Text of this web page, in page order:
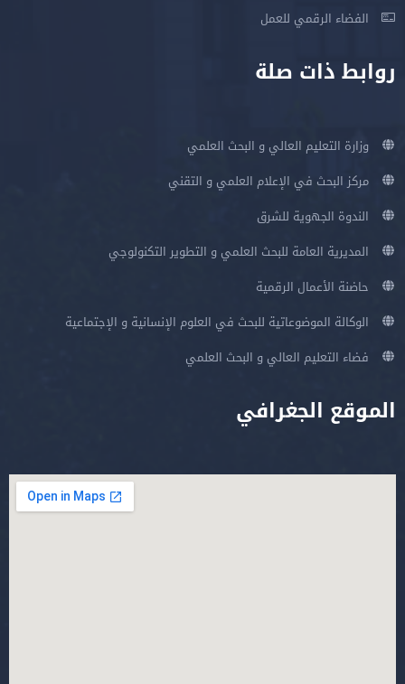
الفضاء الرقمي للعمل
روابط ذات صلة
وزارة التعليم العالي و البحث العلمي
مركز البحث في الإعلام العلمي و التقني
الندوة الجهوية للشرق
المديرية العامة للبحث العلمي و التطوير التكنولوجي
حاضنة الأعمال الرقمية
الوكالة الموضوعاتية للبحث في العلوم الإنسانية و الإجتماعية
فضاء التعليم العالي و البحث العلمي
الموقع الجغرافي